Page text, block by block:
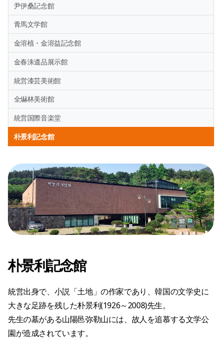
尹伊桑記念館
青馬文学館
金溶植・金溶益記念館
金春洙遺品展示館
統営漆芸美術館
全爀林美術館
統営国際音楽堂
朴景利記念館
朴景利記念館
統営出身で、小説「土地」の作家であり、韓国の文学史に
大きな足跡を残した朴景利(1926～2008)先生。
先生の墓がある山陽邑弥勒山には、故人を追慕する文学公
園が造成されています。